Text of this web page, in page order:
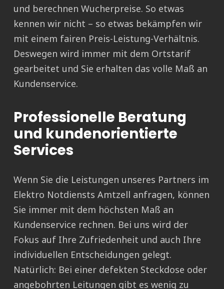
und berechnen Wucherpreise. So etwas
kennen wir nicht – so etwas bekämpfen wir
mit einem fairen Preis-Leistung-Verhältnis.
Deswegen wird immer mit dem Ortstarif
gearbeitet und Sie erhalten das volle Maß an
Kundenservice.
Professionelle Beratung
und kundenorientierte
Services
Wenn Sie die Leistungen unseres Partners im
Elektro Notdiensts Amtzell anfragen, können
Sie immer mit dem höchsten Maß an
Kundenservice rechnen. Bei uns wird der
Fokus auf Ihre Zufriedenheit und auch Ihre
individuellen Entscheidungen gelegt.
Natürlich: Bei einer defekten Steckdose oder
angebohrten Leitungen gibt es wenig zu